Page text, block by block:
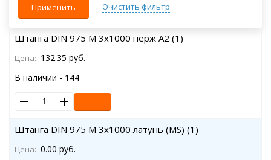
Применить Очистить фильтр
Штанга DIN 975 M 3x1000 нерж A2 (1)
Цена: 132.35 руб.
В наличии - 144
Штанга DIN 975 M 3x1000 латунь (MS) (1)
Цена: 0.00 руб.